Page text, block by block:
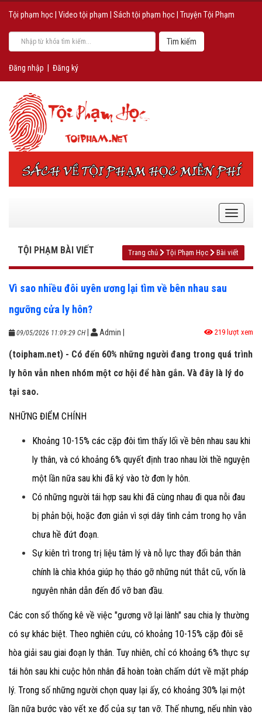
Tội phạm học Video tội phạm Sách tội phạm học Truyện Tội Phạm
Đăng nhập Đăng ký
TỘI PHẠM BÀI VIẾT Trang chủ Tội Phạm Học Bài viết
Vì sao nhiều đôi uyên ương lại tìm về bên nhau sau
ngưỡng cửa ly hôn?
09/05/2026 11:09:29 CH Admin 219 lượt xem
(toipham.net) - Có đến 60% những người đang trong quá trình
ly hôn vẫn nhen nhóm một cơ hội để hàn gắn. Và đây là lý do
tại sao.
NHỮNG ĐIỂM CHÍNH
Khoảng 10-15% các cặp đôi tìm thấy lối về bên nhau sau khi
ly thân, và có khoảng 6% quyết định trao nhau lời thề nguyện
một lần nữa sau khi đã ký vào tờ đơn ly hôn.
Có những người tái hợp sau khi đã cùng nhau đi qua nỗi đau
bị phản bội, hoặc đơn giản vì sợi dây tình cảm trong họ vẫn
chưa hề đứt đoạn.
Sự kiên trì trong trị liệu tâm lý và nỗ lực thay đổi bản thân
chính là chìa khóa giúp họ tháo gỡ những nút thắt cũ, vốn là
nguyên nhân dẫn đến đổ vỡ ban đầu.
Các con số thống kê về việc "gương vỡ lại lành" sau chia ly thường
có sự khác biệt. Theo nghiên cứu, có khoảng 10-15% cặp đôi sẽ
hòa giải sau giai đoạn ly thân. Tuy nhiên, chỉ có khoảng 6% thực sự
tái hôn sau khi cuộc hôn nhân đã hoàn toàn chấm dứt về mặt pháp
lý. Trong số những người chọn quay lại ấy, có khoảng 30% lại một
lần nữa bước vào vết xe đổ của sự tan vỡ. Thế nhưng, nếu nhìn vào